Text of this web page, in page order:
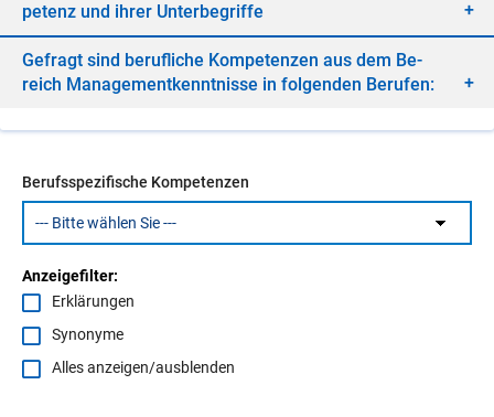
pe­tenz und ih­rer Un­ter­be­grif­fe
Ge­fragt sind be­ruf­li­che Kom­pe­ten­zen aus dem Be­
reich Ma­nage­ment­kennt­nis­se in fol­gen­den Be­ru­fen:
Berufsspezifische Kompetenzen
Anzeigefilter:
Erklärungen
Synonyme
Alles anzeigen/ausblenden